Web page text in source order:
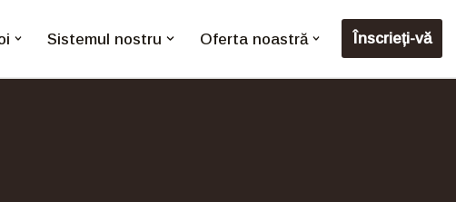
Sistemul nostru Oferta noastră Înscrieți-vă